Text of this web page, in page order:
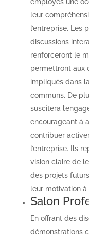
leur
l’entreprise. Les
discussions
renforceront le
permettront aux
impliqués dans
communs. De
suscitera
encourageant à
contribuer
l’entreprise. Ils
vision claire de
des projets
leur motivation à
Salon
En offrant des
démonstrations